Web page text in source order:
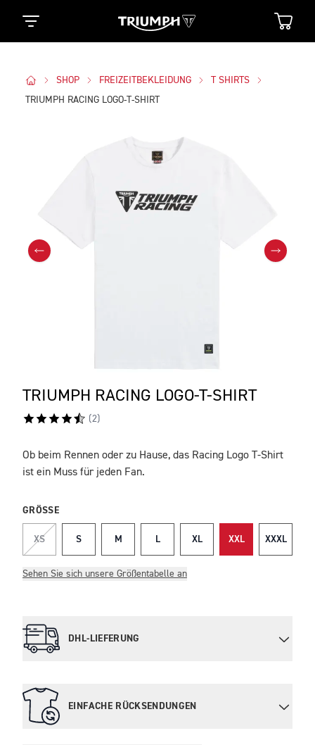
SHOP FREIZEITBEKLEIDUNG
T SHIRTS
TRIUMPH RACING LOGO-T-SHIRT
TRIUMPH RACING LOGO-T-SHIRT
(2)
BESCHREIBUNG
Ob beim Rennen oder zu Hause, das Racing Logo T-Shirt
ist ein Muss für jeden Fan.
GRÖSSE
XS S M L XL XXL XXXL
Sehen Sie sich unsere Größentabelle an
DHL-LIEFERUNG
EINFACHE RÜCKSENDUNGEN